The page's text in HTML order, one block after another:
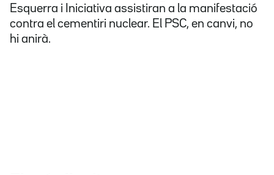
Esquerra i Iniciativa assistiran a la manifestació
contra el cementiri nuclear. El PSC, en canvi, no
hi anirà.